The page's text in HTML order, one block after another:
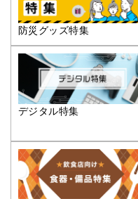
防災グッズ特集
デジタル特集